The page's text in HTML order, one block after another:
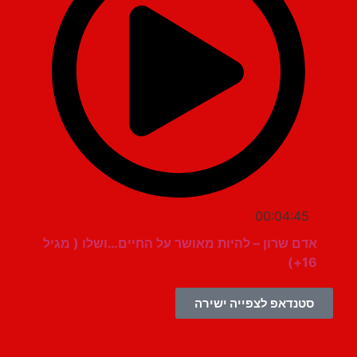
00:04:45
אדם שרון – להיות מאושר על החיים…ושלו ( מגיל
סטנדאפ לצפייה ישירה